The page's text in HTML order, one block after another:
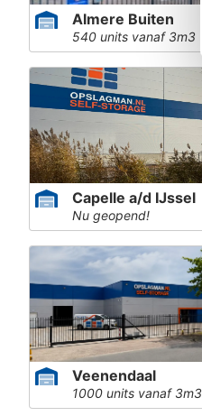
Almere Buiten
540 units vanaf 3m3
Capelle a/d IJssel
Nu geopend!
Veenendaal
1000 units vanaf 3m3